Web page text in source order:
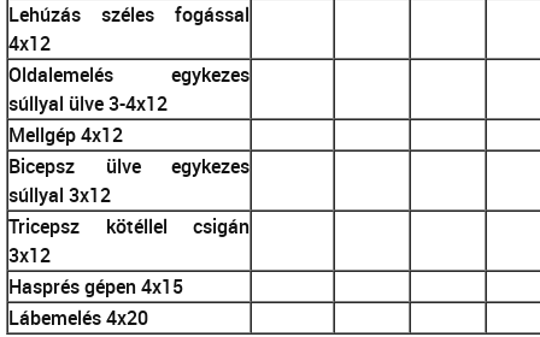
Lehúzás széles fogással
4x12
Oldalemelés egykezes
súllyal ülve 3-4x12
Mellgép 4x12
Bicepsz ülve egykezes
súllyal 3x12
Tricepsz kötéllel csigán
3x12
Hasprés gépen 4x15
Lábemelés 4x20